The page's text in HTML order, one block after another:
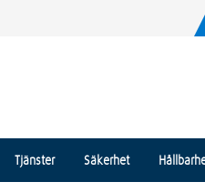
Tjänster Säkerhet